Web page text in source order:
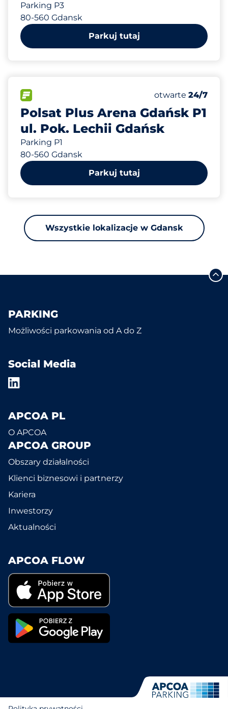
Parking P3
80-560 Gdansk
Parkuj tutaj
Polsat Plus Arena Gdańsk P1
ul. Pok. Lechii Gdańsk
Parking P1
80-560 Gdansk
Liczba miejsc
Całkowita
Czwartek&nbsp
otwarte 24/7
486 m
Parkuj tutaj
Wszystkie lokalizacje w Gdansk
PARKING
Możliwości parkowania od A do Z
Social Media
APCOA PL
O APCOA
APCOA GROUP
Obszary działalności
Klienci biznesowi i partnerzy
Kariera
Inwestorzy
Aktualności
APCOA FLOW